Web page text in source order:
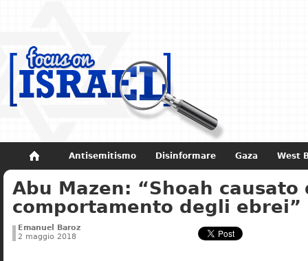
Antisemitismo Disinformare Gaza West
Non dimenticare Storia di Israele
Abu Mazen: “Shoah causato
comportamento degli ebrei”
Emanuel Baroz
2 maggio 2018